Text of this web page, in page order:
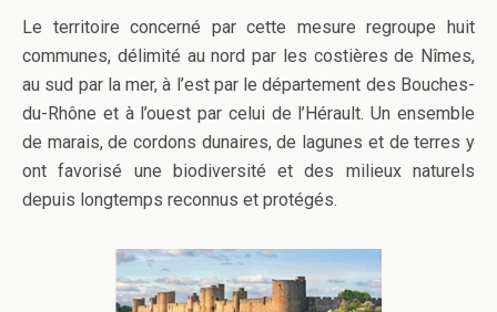
Le territoire concerné par cette mesure regroupe huit
communes, délimité au nord par les costières de Nîmes,
au sud par la mer, à l’est par le département des Bouches-
du-Rhône et à l’ouest par celui de l’Hérault. Un ensemble
de marais, de cordons dunaires, de lagunes et de terres y
ont favorisé une biodiversité et des milieux naturels
depuis longtemps reconnus et protégés.